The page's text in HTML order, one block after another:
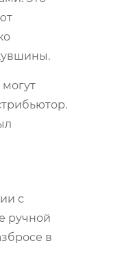
с
ручной
в